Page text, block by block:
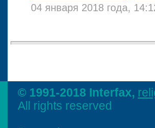
04 января 2018 года,
© 1991-2018 Interfax,
All rights reserved